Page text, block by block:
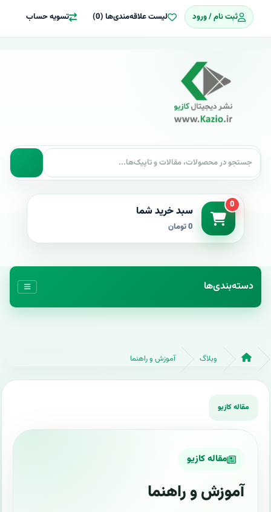
ثبت نام / ورود لیست علاقه‌مندی‌ها (0) تسویه حساب
0 سبد خرید شما
0 تومان
دسته‌بندی‌ها
وبلاگ آموزش و راهنما
مقاله کازیو
آموزش و راهنما